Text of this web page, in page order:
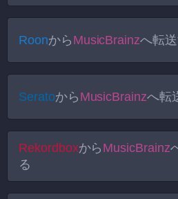
Roonから MusicBrainzへ転
Seratoから MusicBrainzへ転
Rekordboxから MusicBrainz
る